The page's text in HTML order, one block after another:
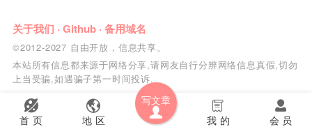
首 页 地 区
写文章
会 员
我 的
关于我们 · Github· 备用域名
©2012-2027 自由开放，信息共享。
本站所有信息都来源于网络分享,请网友自行分辨网络信息真假,切勿
上当受骗,如遇骗子第一时间投诉.